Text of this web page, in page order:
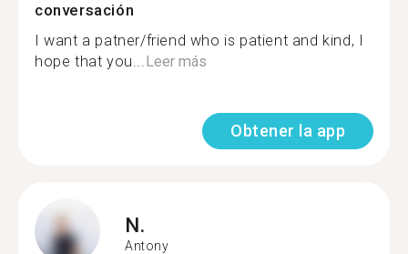
conversación
I want a patner/friend who is patient and kind, I
hope that you...Leer más
Obtener la app
N.
Antony